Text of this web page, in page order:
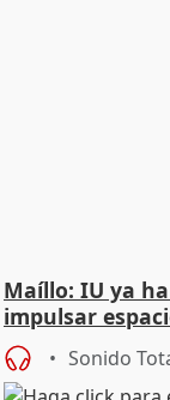
Maíllo: IU ya
impulsar
Sonido